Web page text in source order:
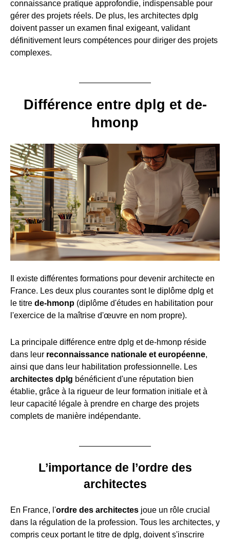
connaissance pratique approfondie, indispensable pour
gérer des projets réels. De plus, les architectes dplg
doivent passer un examen final exigeant, validant
définitivement leurs compétences pour diriger des projets
complexes.
Différence entre dplg et de-
hmonp
Il existe différentes formations pour devenir architecte en
France. Les deux plus courantes sont le diplôme dplg et
le titre de-hmonp (diplôme d'études en habilitation pour
l'exercice de la maîtrise d'œuvre en nom propre).
La principale différence entre dplg et de-hmonp réside
dans leur reconnaissance nationale et européenne,
ainsi que dans leur habilitation professionnelle. Les
architectes dplg bénéficient d'une réputation bien
établie, grâce à la rigueur de leur formation initiale et à
leur capacité légale à prendre en charge des projets
complets de manière indépendante.
L’importance de l’ordre des
architectes
En France, l'ordre des architectes joue un rôle crucial
dans la régulation de la profession. Tous les architectes, y
compris ceux portant le titre de dplg, doivent s'inscrire